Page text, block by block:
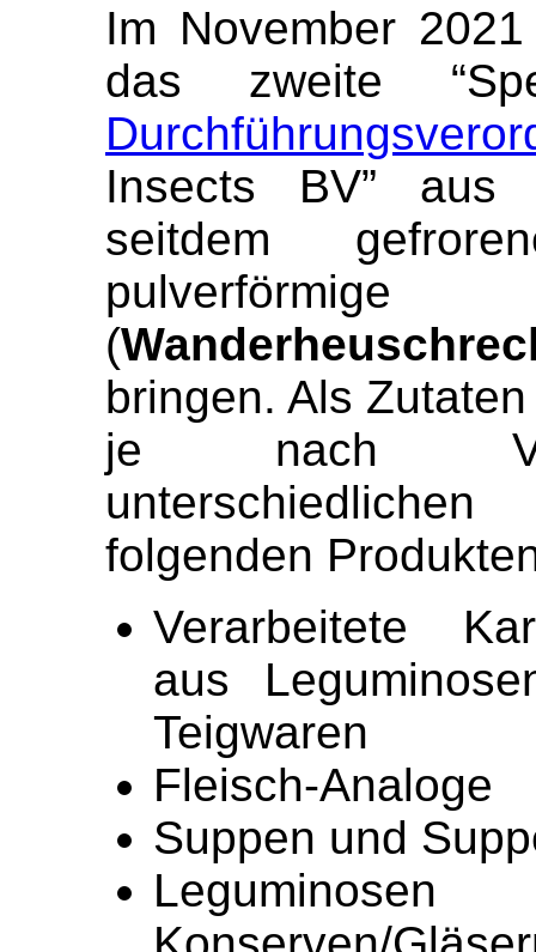
Im November
das zweite
Insects BV” aus
seitdem
(
bringen. Als
je nach
folgenden
Verarbeitete
aus
Teigwaren
Fleisch-Analoge
Suppen und